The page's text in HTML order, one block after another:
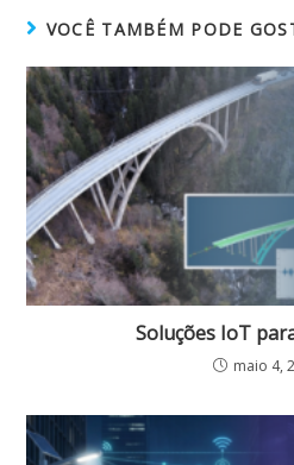
VOCÊ TAMBÉM PODE
Soluções IoT
maio 4,